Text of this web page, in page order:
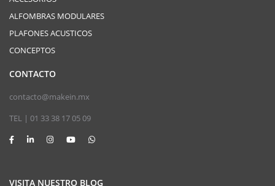
ALFOMBRAS MODULARES
PLAFONES ACUSTICOS
CONCEPTOS
CONTACTO
contacto@makein.mx
TEL | 01 33 38 17 05 09
VISITA NUESTRO BLOG